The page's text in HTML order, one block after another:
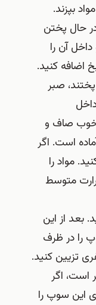
بپزند.
حال پختن
آن را
اضافه کنید.
صبر
خوب صاف و
است. اگر
مواد را
متوسط
بعد از این
را در ظرف
تزیین کنید.
اولیه متوسط برای ۴ نفر است، اگر
این سوپ را